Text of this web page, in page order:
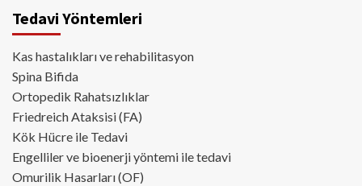
Tedavi Yöntemleri
Kas hastalıkları ve rehabilitasyon
Spina Bifida
Ortopedik Rahatsızlıklar
Friedreich Ataksisi (FA)
Kök Hücre ile Tedavi
Engelliler ve bioenerji yöntemi ile tedavi
Omurilik Hasarları (OF)